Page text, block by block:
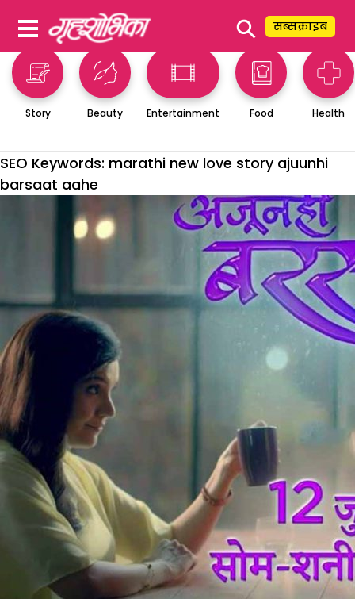
⚲ सब्सक्राइब
Story Beauty Entertainment Food Health
SEO Keywords: marathi new love story ajuunhi
barsaat aahe